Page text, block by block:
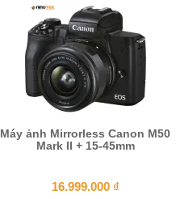
Máy ảnh Mirrorless Canon M50
Mark II + 15-45mm
16.999.000 ₫